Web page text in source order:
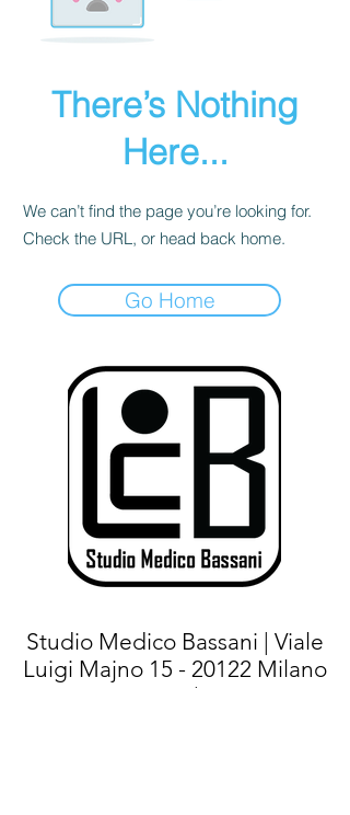
There’s Nothing
Here...
We can’t find the page you’re looking for.
Check the URL, or head back home.
Go Home
Studio Medico Bassani | Viale
Luigi Majno 15 - 20122 Milano
(MI) |